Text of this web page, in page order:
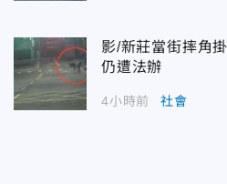
影/新莊當街摔角
仍遭法辦
4小時前 社會